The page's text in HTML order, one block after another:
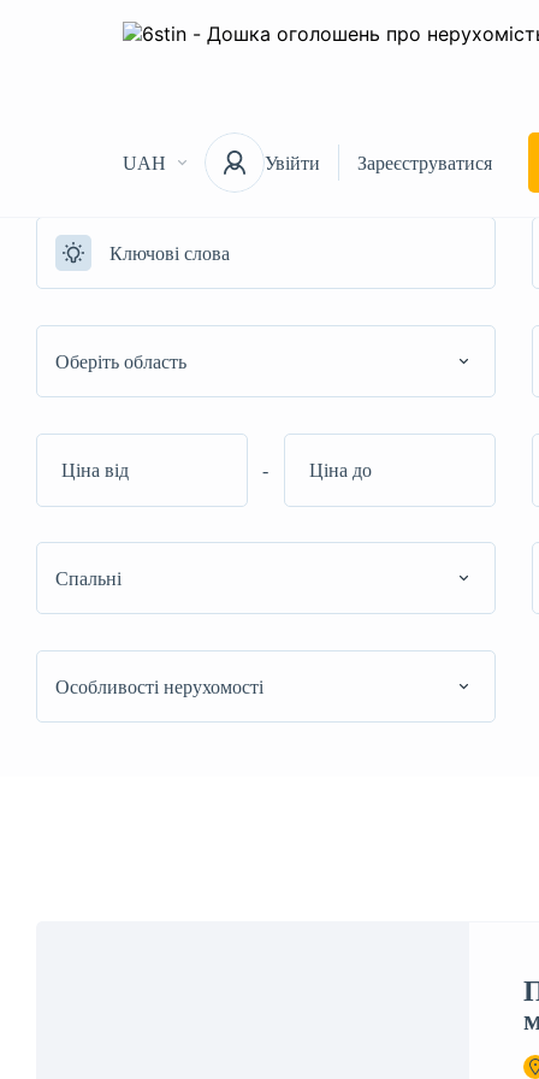
UAH Увійти Зареєструватися
Оберіть область
-
Спальні
Особливості нерухомості